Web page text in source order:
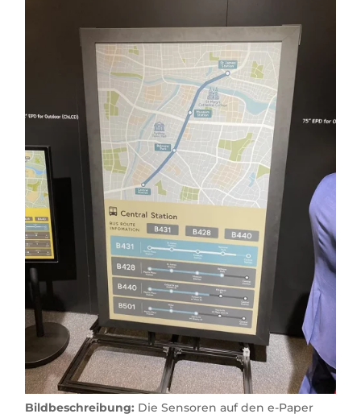
Bildbeschreibung: Die Sensoren auf den e-Paper